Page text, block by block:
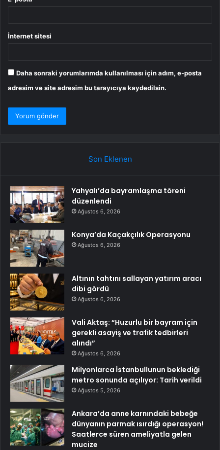
İnternet sitesi
Daha sonraki yorumlarımda kullanılması için adım, e-posta
adresim ve site adresim bu tarayıcıya kaydedilsin.
Son Eklenen
Yahyalı’da bayramlaşma töreni
düzenlendi
Ağustos 6, 2026
Konya’da Kaçakçılık Operasyonu
Ağustos 6, 2026
Altının tahtını sallayan yatırım aracı
dibi gördü
Ağustos 6, 2026
Vali Aktaş: “Huzurlu bir bayram için
gerekli asayiş ve trafik tedbirleri
alındı”
Ağustos 6, 2026
Milyonlarca İstanbullunun beklediği
metro sonunda açılıyor: Tarih verildi
Ağustos 5, 2026
Ankara’da anne karnındaki bebeğe
dünyanın parmak ısırdığı operasyon!
Saatlerce süren ameliyatla gelen
mucize